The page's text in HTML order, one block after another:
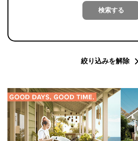
検索する
絞り込みを解除